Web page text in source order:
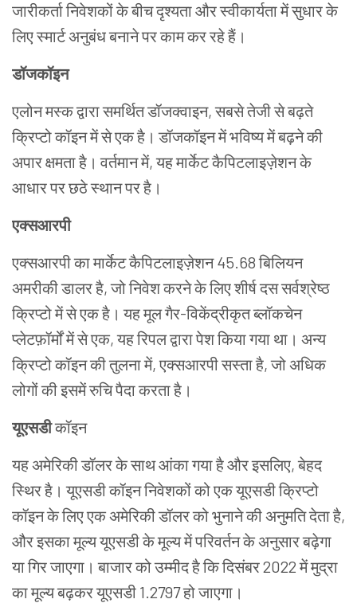
जारीकर्तानिवेशकोंकेबीचदृश्यताऔरस्वीकार्यतामेंसुधारके
लिएस्मार्टअनुबंधबनानेपरकामकररहेहैं।
डॉजकॉइन
एलोनमस्कद्वारासमर्थितडॉजक्वाइन,सबसेतेजीसेबढ़ते
क्रिप्टोकॉइनमेंसेएकहै। डॉजकॉइनमेंभविष्यमेंबढ़नेकी
अपारक्षमताहै। वर्तमानमें,यहमार्केट कैपिटलाइज़ेशनके
आधारपरछठेस्थानपरहै।
एक्सआरपी
एक्सआरपीकामार्केट कैपिटलाइज़ेशन 45.68बिलियन
अमरीकीडालरहै,जोनिवेशकरनेकेलिएशीर्षदससर्वश्रेष्ठ
क्रिप्टोमेंसेएकहै। यहमूलगैर-विकेंद्रीकृतब्लॉकचेन
प्लेटफ़ॉर्मोंमेंसेएक, यहरिपलद्वारापेशकियागया था। अन्य
क्रिप्टोकॉइनकीतुलनामें,एक्सआरपीसस्ताहै,जोअधिक
लोगोंकीइसमेंरुचिपैदा करताहै।
यूएसडीकॉइन
यहअमेरिकीडॉलरकेसाथआंकागयाहैऔरइसलिए,बेहद
स्थिरहै। यूएसडीकॉइननिवेशकोंकोएकयूएसडीक्रिप्टो
कॉइनकेलिएएकअमेरिकीडॉलरकोभुनानेकीअनुमतिदेताहै,
औरइसकामूल्ययूएसडीकेमूल्यमेंपरिवर्तनकेअनुसारबढ़ेगा
यागिरजाएगा। बाजारकोउम्मीदहैकिदिसंबर2022मेंमुद्रा
कामूल्यबढ़करयूएसडी 1.2797होजाएगा।